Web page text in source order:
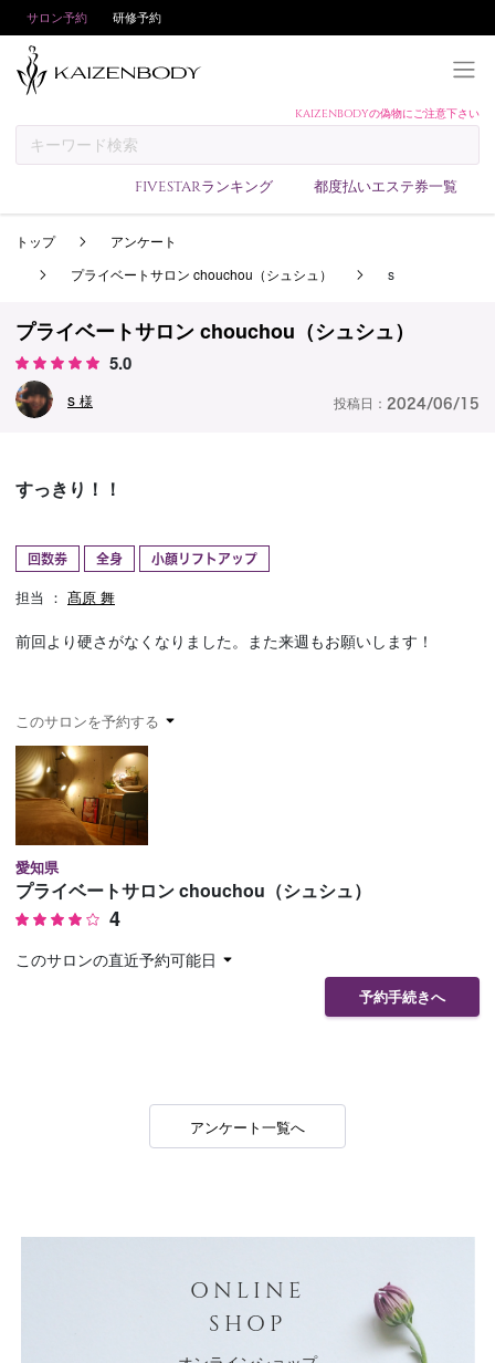
サロン予約 研修予約
KAIZENBODYの偽物にご注意下さい
FIVESTARランキング 都度払いエステ券一覧
予約方法
技術者ランキング
アンケート
トップ
アンケート
プライベートサロン chouchou（シュシュ）
s
プライベートサロン chouchou（シュシュ）
5.0
s 様 投稿日： 2024/06/15
すっきり！！
回数券 全身 小顔リフトアップ
担当 ： 髙原 舞
前回より硬さがなくなりました。また来週もお願いします！
このサロンを予約する
愛知県
プライベートサロン chouchou（シュシュ）
4
このサロンの直近予約可能日
予約手続きへ
アンケート一覧へ
ONLINE
SHOP